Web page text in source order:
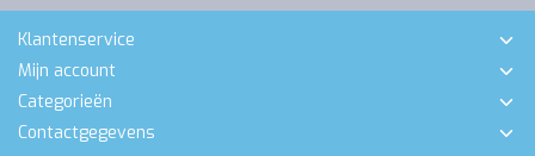
Klantenservice
Mijn account
Categorieën
Contactgegevens